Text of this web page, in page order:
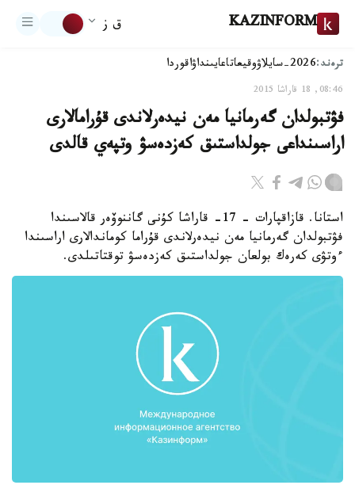
KAZINFORM ق ز
ترەند:2026-سايلاۋ وقيعاتاعايىنداۋاقوردا
08:46, 18 قاراشا 2015
فۋتبولدان گەرمانيا مەن نيدەرلاندى قۇرامالارى
اراسىنداعى جولداستىق كەزدەسۋ وتپەي قالدى
استانا. قازاقپارات - 17- قاراشا كۇنى گاننوۆەر قالاسىندا
فۋتبولدان گەرمانيا مەن نيدەرلاندى قۇراما كوماندالارى اراسىندا
ءوتۋى كەرەك بولعان جولداستىق كەزدەسۋ توقتاتىلدى.